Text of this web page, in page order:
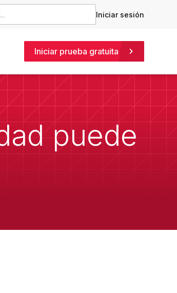
Iniciar sesión
Iniciar prueba gratuita
puede